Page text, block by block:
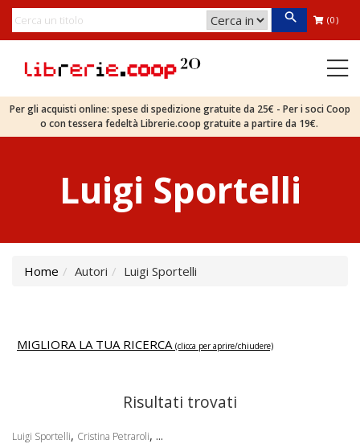
(0)
Per gli acquisti online: spese di spedizione gratuite da 25€ - Per i soci Coop
o con tessera fedeltà Librerie.coop gratuite a partire da 19€.
Luigi Sportelli
Home Autori Luigi Sportelli
MIGLIORA LA TUA RICERCA (clicca per aprire/chiudere)
Risultati trovati
Luigi Sportelli, Cristina Petraroli, ...